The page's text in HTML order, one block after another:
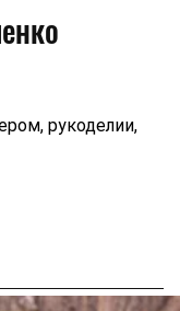
рукоделии,